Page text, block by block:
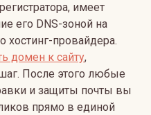
имеет
его DNS-зоной на
провайдера.
домен к сайту,
После этого любые
и защиты почты вы
прямо в единой